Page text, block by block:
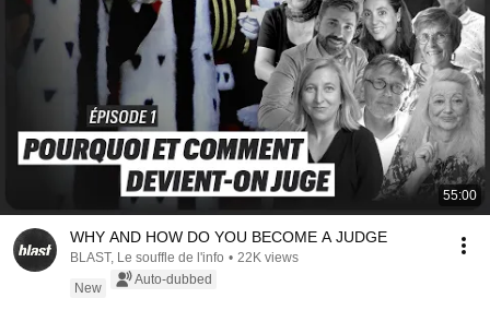
55:00
WHY AND HOW DO YOU BECOME A JUDGE
BLAST, Le souffle de l'info • 22K views
New
Auto-dubbed